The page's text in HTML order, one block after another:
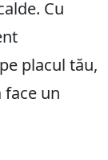
Cu
placul tău,
face un